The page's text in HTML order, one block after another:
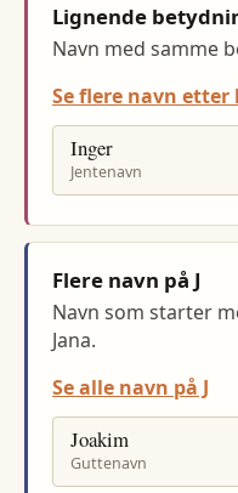
Lignende
Navn med samme
Se flere navn
Inger
Jentenavn
Flere navn på J
Navn som starter
Jana.
Se alle navn på J
Joakim
Guttenavn